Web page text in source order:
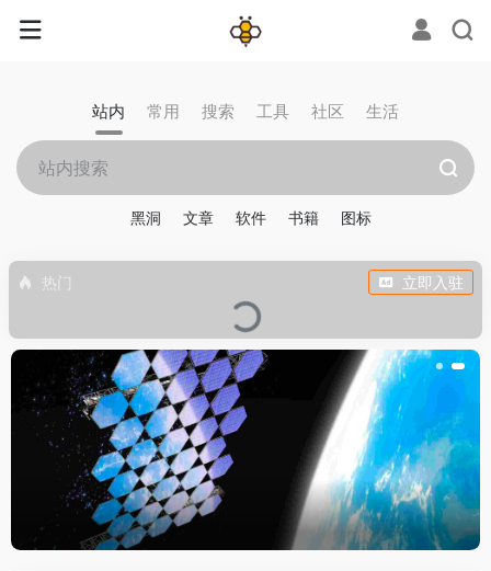
站内 常用 搜索 工具 社区 生活
黑洞 文章 软件 书籍 图标
热门 立即入驻